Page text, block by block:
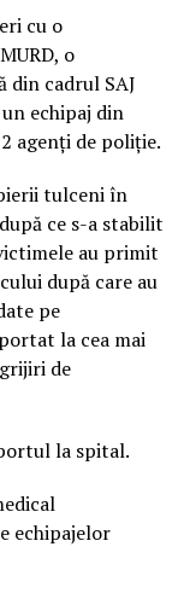
cu o
o
din cadrul SAJ
echipaj din
agenți de poliție.
tulceni în
ce s-a stabilit
au primit
după care au
pe
la cea mai
de
la spital.
echipajelor